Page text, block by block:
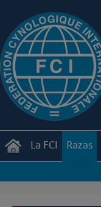
La FCI Razas